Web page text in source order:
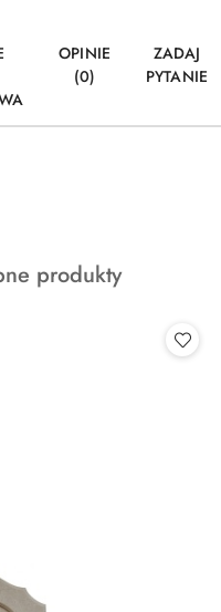
OPINIE
(0)
ZADAJ
PYTANIE
produkty